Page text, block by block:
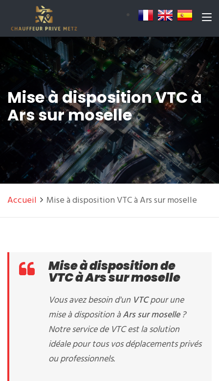
Mise à disposition VTC à
Ars sur moselle
Accueil Mise à disposition VTC à Ars sur moselle
Mise à disposition de
VTC à Ars sur moselle
Vous avez besoin d'un VTCpour une
mise à disposition àArs sur moselle?
Notre service de VTC est la solution
idéale pour tous vos déplacements privés
ou professionnels.